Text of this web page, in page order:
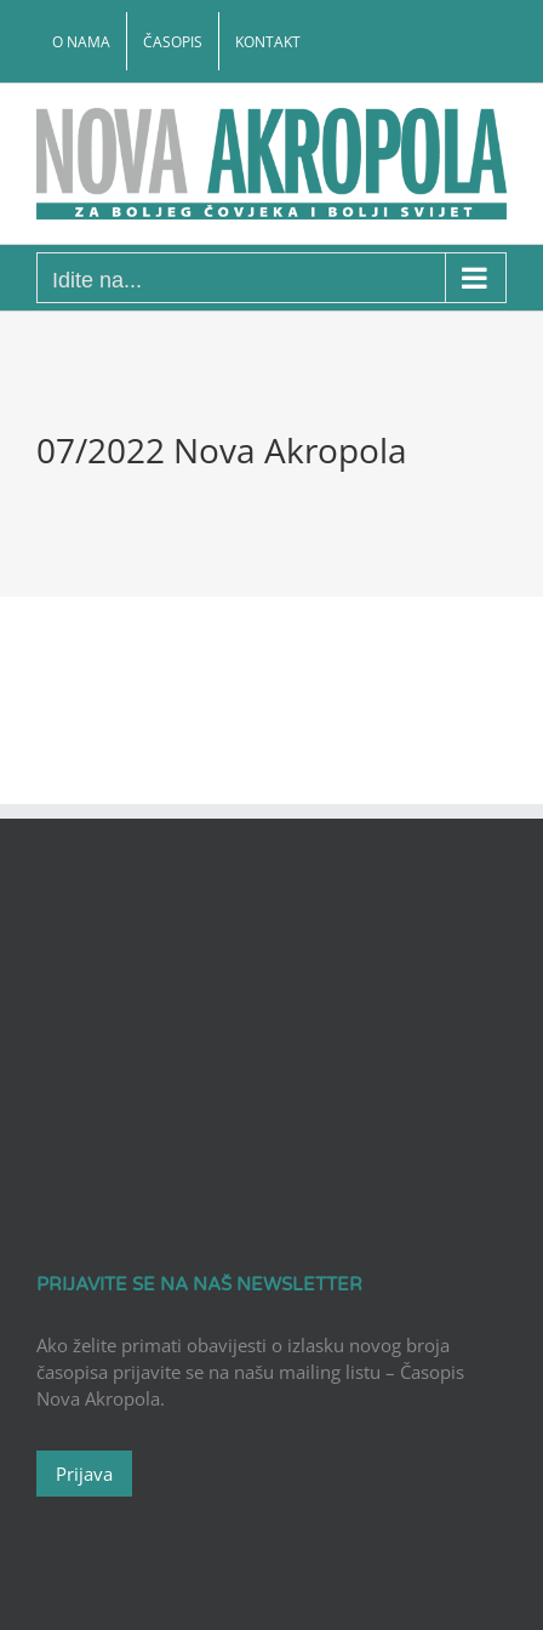
O NAMA ČASOPIS KONTAKT
Idite na...
07/2022 Nova Akropola
PRIJAVITE SE NA NAŠ NEWSLETTER
Ako želite primati obavijesti o izlasku novog broja
časopisa prijavite se na našu mailing listu – Časopis
Nova Akropola.
Prijava